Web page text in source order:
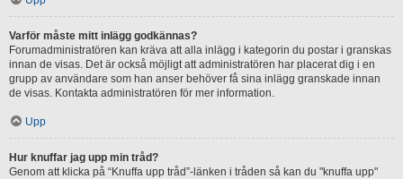
Varför måste mitt inlägg godkännas?
Forumadministratören kan kräva att alla inlägg i kategorin du postar i granskas
innan de visas. Det är också möjligt att administratören har placerat dig i en
grupp av användare som han anser behöver få sina inlägg granskade innan
de visas. Kontakta administratören för mer information.
Upp
Hur knuffar jag upp min tråd?
Genom att klicka på “Knuffa upp tråd”-länken i tråden så kan du "knuffa upp"